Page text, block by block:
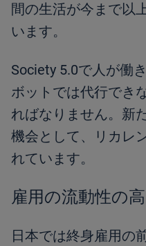
間の生活が今まで以
います。
Society 5.0で人が働
ボットでは代行でき
ればなりません。新
機会として、リカレ
れています。
雇用の流動性の
日本では終身雇用の